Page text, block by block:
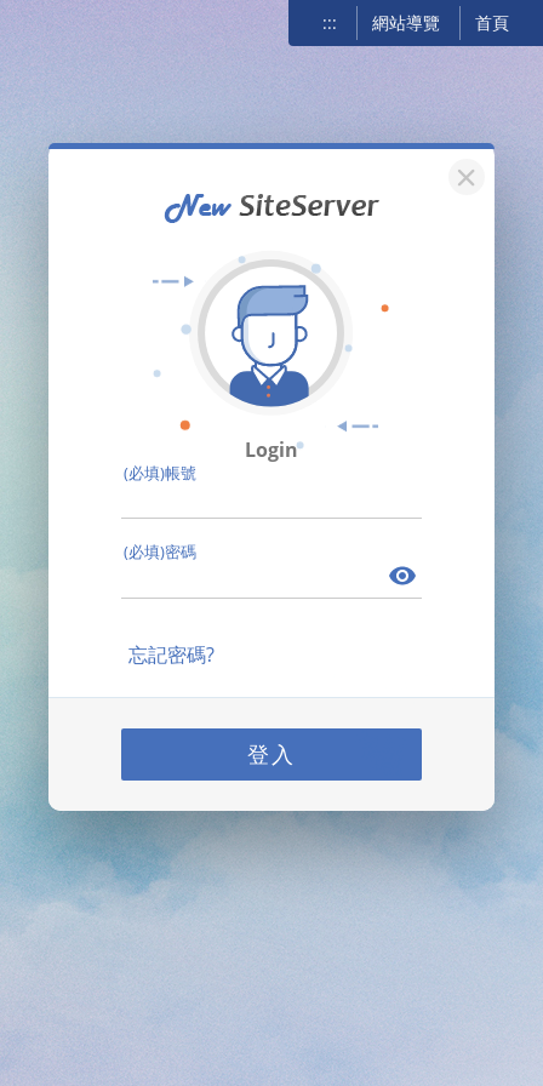
::: 網站導覽 首頁
關閉
Login
(必填)帳號
(必填)密碼
忘記密碼?
登入